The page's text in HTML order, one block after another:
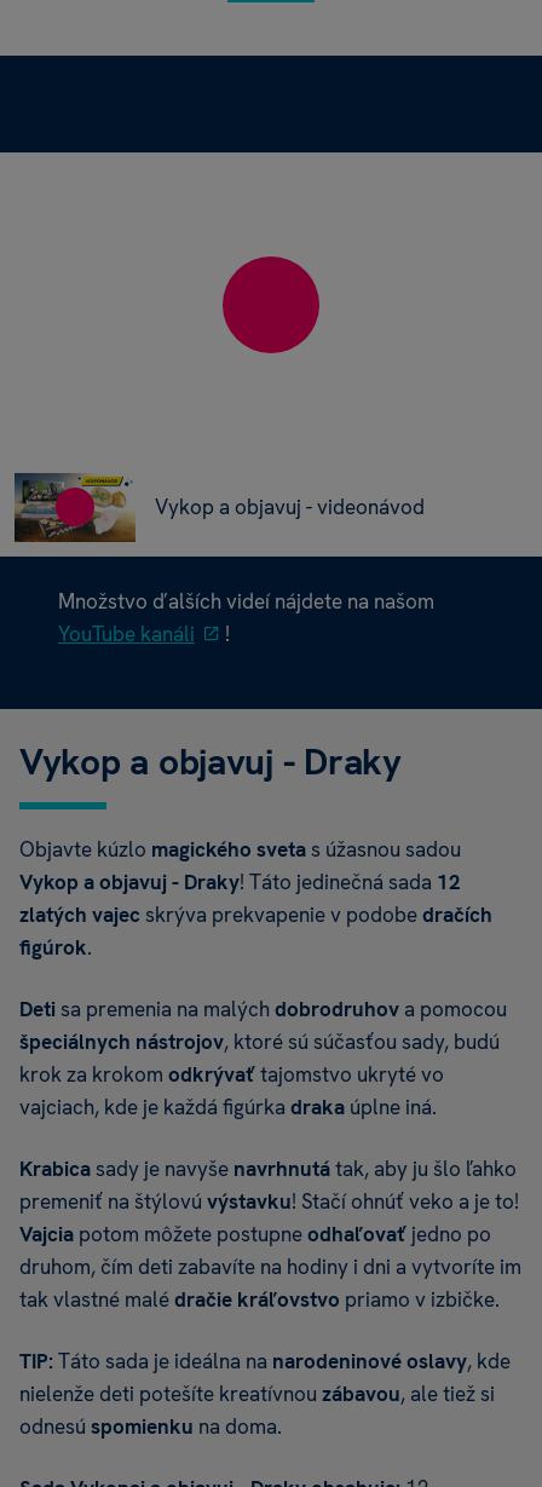
Vykop a objavuj - videonávod
Množstvo ďalších videí nájdete na našom
YouTube kanáli
!
Vykop a objavuj - Draky
Objavte kúzlo magického sveta s úžasnou sadou
Vykop a objavuj - Draky! Táto jedinečná sada 12
zlatých vajec skrýva prekvapenie v podobedračích
figúrok.
Deti sa premenia na malých dobrodruhov a pomocou
špeciálnych nástrojov, ktoré sú súčasťou sady, budú
krok za krokom odkrývaťtajomstvo ukryté vo
vajciach, kde je každá figúrka draka úplne iná.
Krabica sady je navyše navrhnutátak, aby ju šlo ľahko
premeniť na štýlovú výstavku! Stačí ohnúť veko a je to!
Vajcia potom môžete postupneodhaľovať jedno po
druhom, čím deti zabavíte na hodiny i dni a vytvoríte im
tak vlastné malédračie kráľovstvo priamo v izbičke.
TIP: Táto sada je ideálna na narodeninové oslavy, kde
nielenže deti potešíte kreatívnou zábavou, ale tiež si
odnesú spomienku na doma.